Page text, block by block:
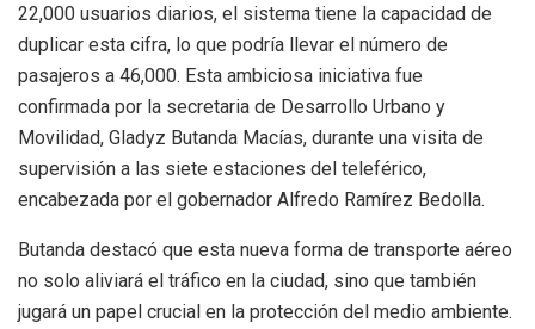
22,000 usuarios diarios, el sistema tiene la capacidad de
duplicar esta cifra, lo que podría llevar el número de
pasajeros a 46,000. Esta ambiciosa iniciativa fue
confirmada por la secretaria de Desarrollo Urbano y
Movilidad, Gladyz Butanda Macías, durante una visita de
supervisión a las siete estaciones del teleférico,
encabezada por el gobernador Alfredo Ramírez Bedolla.
Butanda destacó que esta nueva forma de transporte aéreo
no solo aliviará el tráfico en la ciudad, sino que también
jugará un papel crucial en la protección del medio ambiente.